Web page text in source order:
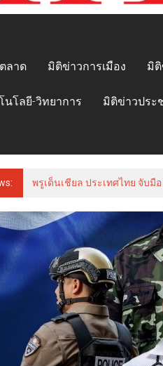
ลาด
มิติข่าวการเมือง มิติ
นโลยี-วิทยาการ มิติข่าวประ
พรูเด็นเชียล ประเทศไทย จับ